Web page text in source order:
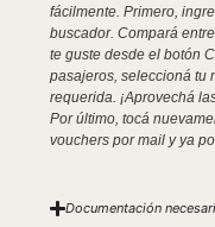
fácilmente. Primero,
buscador. Compará
te guste desde el botón
pasajeros, seleccioná tu
requerida. ¡Aprovechá
Por último, tocá
vouchers por mail y ya
Documentación